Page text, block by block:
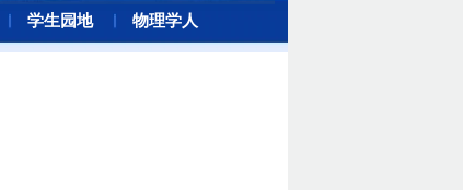
学生园地 物理学人